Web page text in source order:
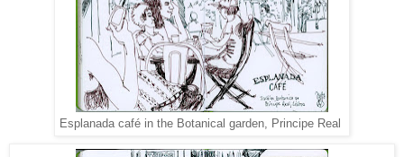
Esplanada café in the Botanical garden, Principe Real